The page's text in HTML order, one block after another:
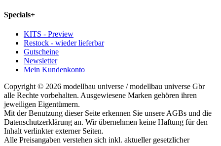
Specials+
KITS - Preview
Restock - wieder lieferbar
Gutscheine
Newsletter
Mein Kundenkonto
Copyright © 2026 modellbau universe / modellbau universe Gbr
alle Rechte vorbehalten. Ausgewiesene Marken gehören ihren
jeweiligen Eigentümern.
Mit der Benutzung dieser Seite erkennen Sie unsere AGBs und die
Datenschutzerklärung an. Wir übernehmen keine Haftung für den
Inhalt verlinkter externer Seiten.
Alle Preisangaben verstehen sich inkl. aktueller gesetzlicher